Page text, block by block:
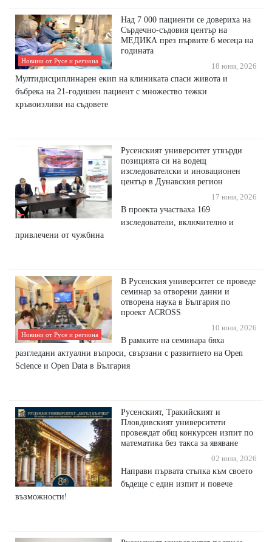
Новини от Русе и региона
Над 7 000 пациенти се довериха на
Сърдечно-съдовия център на
МЕДИКА през първите 6 месеца на
годината
18 юни, 2026
Мултидисциплинарен екип на клиниката спаси живота и
бъбрека на 21-годишен пациент с множество тежки
кръвоизливи на съдовете
Русенският университет утвърди
позицията си на водещ
изследователски и иновационен
център в Дунавския регион
17 юни, 2026
В проекта участваха 169
изследователи, включително и
привлечени от чужбина
Новини от Русе и региона
В Русенския университет се проведе
семинар за отворени данни и
отворена наука в България по
проект ACROSS
10 юни, 2026
В рамките на семинара бяха
разгледани актуални въпроси, свързани с развитието на Open
Science и Open Data в България
Русенският, Тракийският и
Пловдивският университети
провеждат общ конкурсен изпит по
математика без такса за явяване
02 юни, 2026
Направи първата стъпка към своето
бъдеще с един изпит и повече
възможности!